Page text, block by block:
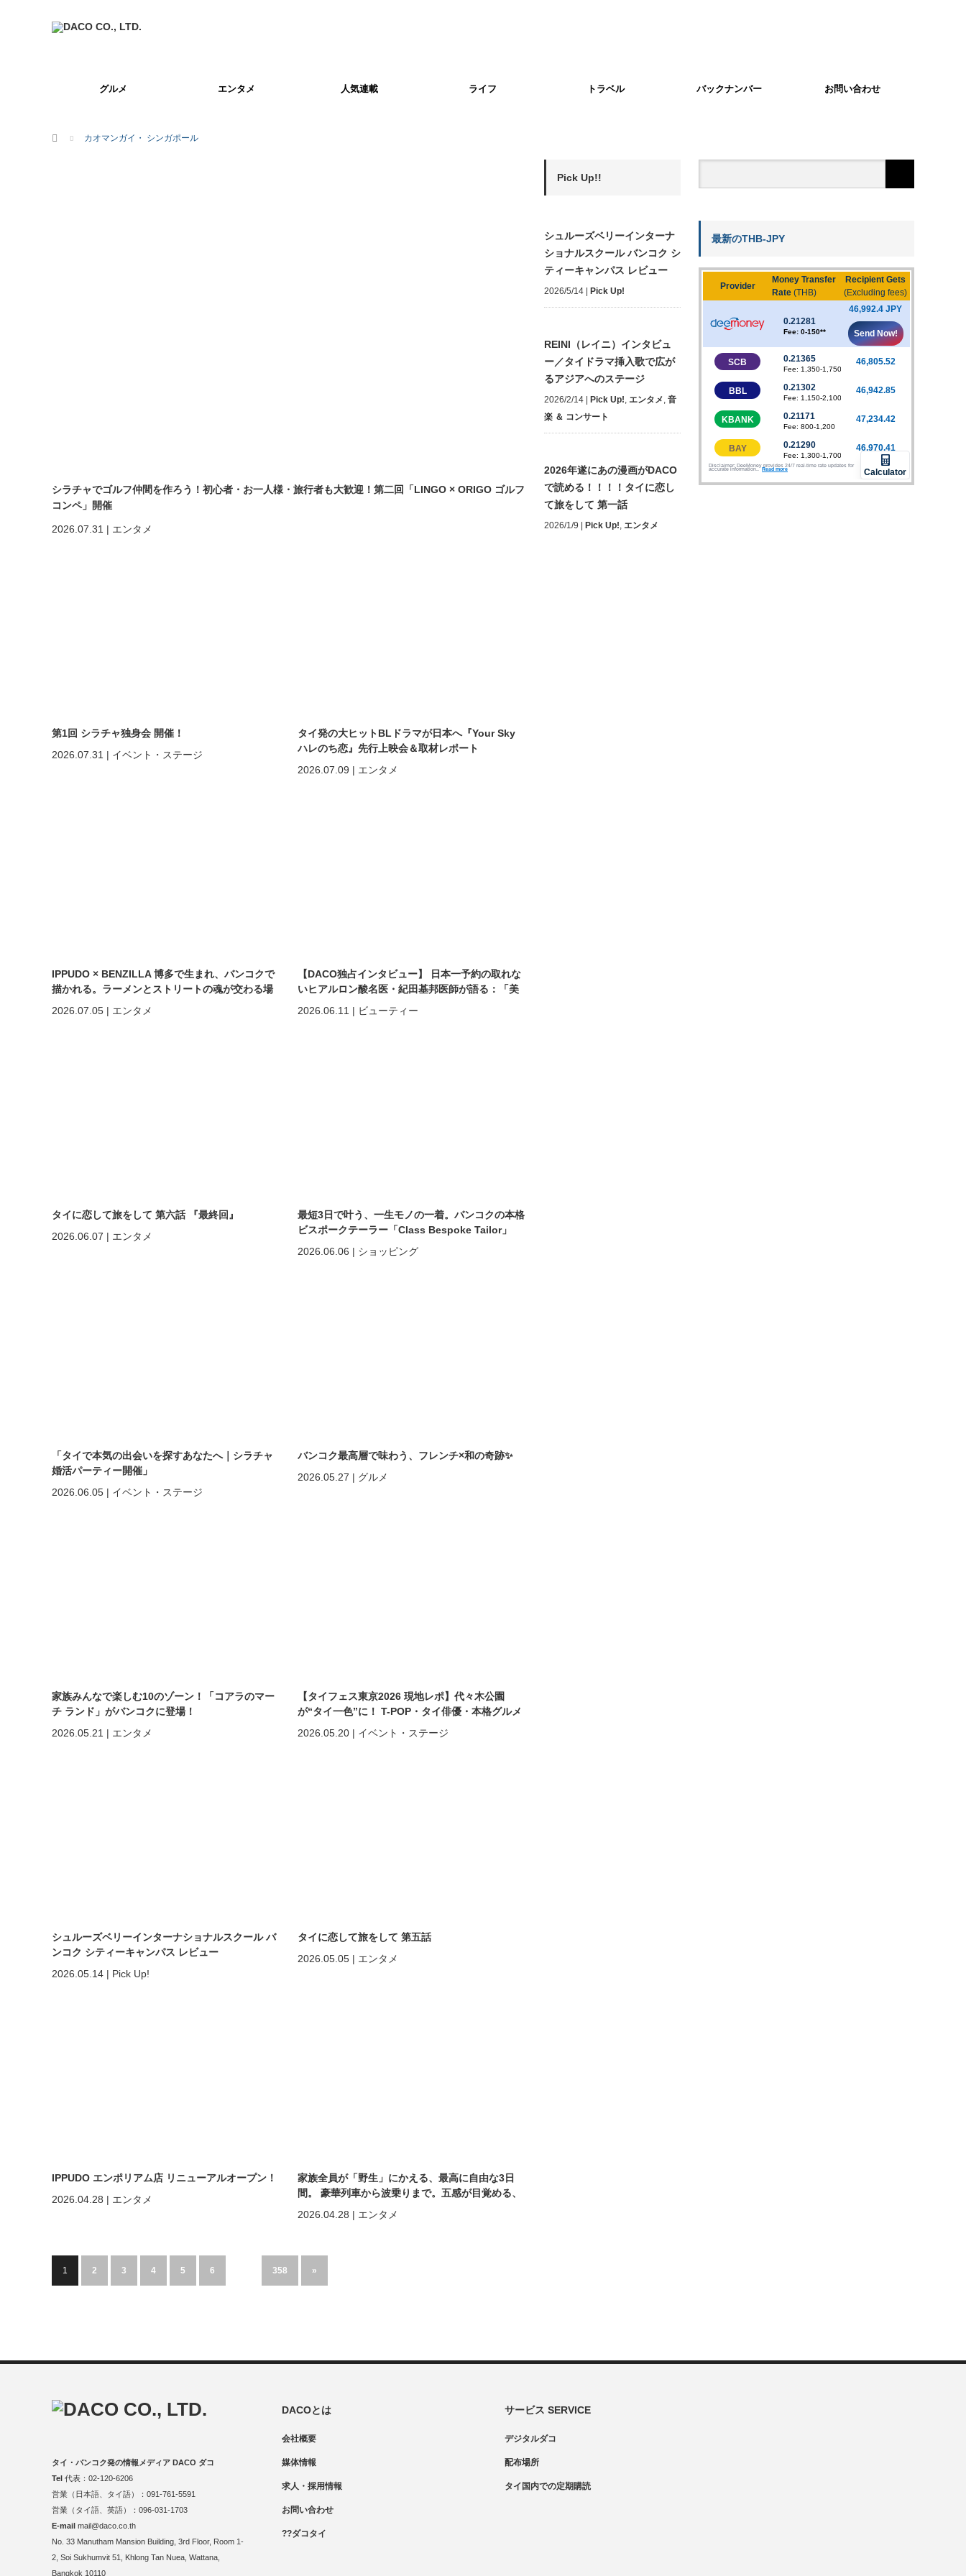
グルメ エンタメ 人気連載 ライフ トラベル バックナンバー お問い合わせ
ホーム カオマンガイ・ シンガポール
シラチャでゴルフ仲間を作ろう！初心者・お一人様・旅行者も大歓迎！第二回「LINGO × ORIGO ゴルフ
コンペ」開催
2026.07.31 | エンタメ
第1回 シラチャ独身会 開催！
2026.07.31 | イベント・ステージ
タイ発の大ヒットBLドラマが日本へ『Your Sky
ハレのち恋』先行上映会＆取材レポート
2026.07.09 | エンタメ
IPPUDO × BENZILLA 博多で生まれ、バンコクで
描かれる。ラーメンとストリートの魂が交わる場
2026.07.05 | エンタメ
【DACO独占インタビュー】 日本一予約の取れな
いヒアルロン酸名医・紀田基邦医師が語る：「美
しくなる」だけではない。 “自分を好きになる”た
めの美容医療
2026.06.11 | ビューティー
タイに恋して旅をして 第六話 『最終回』
2026.06.07 | エンタメ
最短3日で叶う、一生モノの一着。バンコクの本格
ビスポークテーラー「Class Bespoke Tailor」
2026.06.06 | ショッピング
「タイで本気の出会いを探すあなたへ｜シラチャ
婚活パーティー開催」
2026.06.05 | イベント・ステージ
バンコク最高層で味わう、フレンチ×和の奇跡✨
2026.05.27 | グルメ
家族みんなで楽しむ10のゾーン！「コアラのマー
チ ランド」がバンコクに登場！
2026.05.21 | エンタメ
【タイフェス東京2026 現地レポ】代々木公園
が“タイ一色”に！ T-POP・タイ俳優・本格グルメ
2026.05.20 | イベント・ステージ
シュルーズベリーインターナショナルスクール バ
ンコク シティーキャンパス レビュー
2026.05.14 | Pick Up!
タイに恋して旅をして 第五話
2026.05.05 | エンタメ
IPPUDO エンポリアム店 リニューアルオープン！
2026.04.28 | エンタメ
家族全員が「野生」にかえる、最高に自由な3日
間。 豪華列車から波乗りまで。五感が目覚める、
ホアヒン「再起動」の旅。
2026.04.28 | エンタメ
1 2 3 4 5 6 358 »
Pick Up!!
シュルーズベリーインターナ
ショナルスクール バンコク シ
ティーキャンパス レビュー
2026/5/14 Pick Up!
REINI（レイニ）インタビュ
ー／タイドラマ挿入歌で広が
るアジアへのステージ
2026/2/14 Pick Up!, エンタメ, 音
楽 ＆ コンサート
2026年遂にあの漫画がDACO
で読める！！！！タイに恋し
て旅をして 第一話
2026/1/9 Pick Up!, エンタメ
最新のTHB-JPY
DACOとは
会社概要
媒体情報
求人・採用情報
お問い合わせ
??ダコタイ
サービス SERVICE
デジタルダコ
配布場所
タイ国内での定期購読
タイ・バンコク発の情報メディア DACO ダコ
Tel 代表：02-120-6206
営業（日本語、タイ語）：091-761-5591
営業（タイ語、英語）：096-031-1703
E-mail mail@daco.co.th
No. 33 Manutham Mansion Building, 3rd Floor, Room 1-
2, Soi Sukhumvit 51, Khlong Tan Nuea, Wattana,
Bangkok 10110